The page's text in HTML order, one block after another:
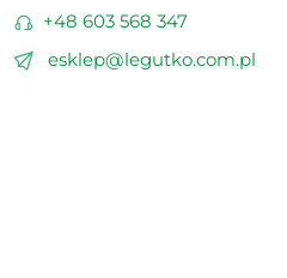
+48 603 568 347
esklep@legutko.com.pl